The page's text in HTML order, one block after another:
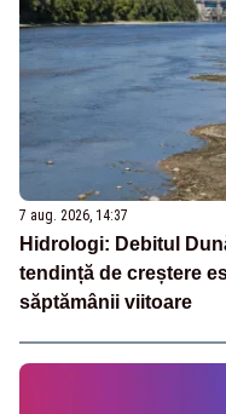
7 aug. 2026, 14:37
Hidrologi: Debitul
tendință de creștere
săptămânii viitoare